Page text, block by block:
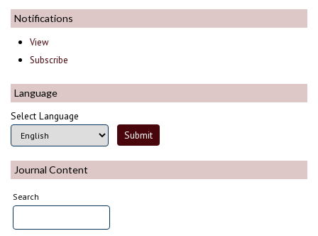
Notifications
View
Subscribe
Language
Select Language
Journal Content
Search